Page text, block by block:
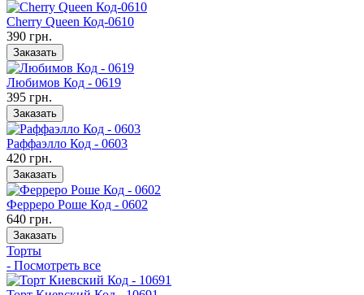
Cherry Queen Код-0610
390 грн.
Заказать
Любимов Код - 0619
395 грн.
Заказать
Раффаэлло Код - 0603
420 грн.
Заказать
Ферреро Роше Код - 0602
640 грн.
Заказать
Торты
- Посмотреть все